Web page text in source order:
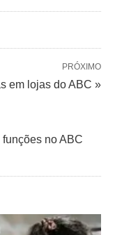
PRÓXIMO
em lojas do ABC »
no ABC